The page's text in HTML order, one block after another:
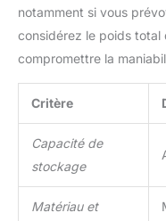
notamment si vous
considérez le poids
compromettre la
Critère
Capacité de
stockage
Matériau et